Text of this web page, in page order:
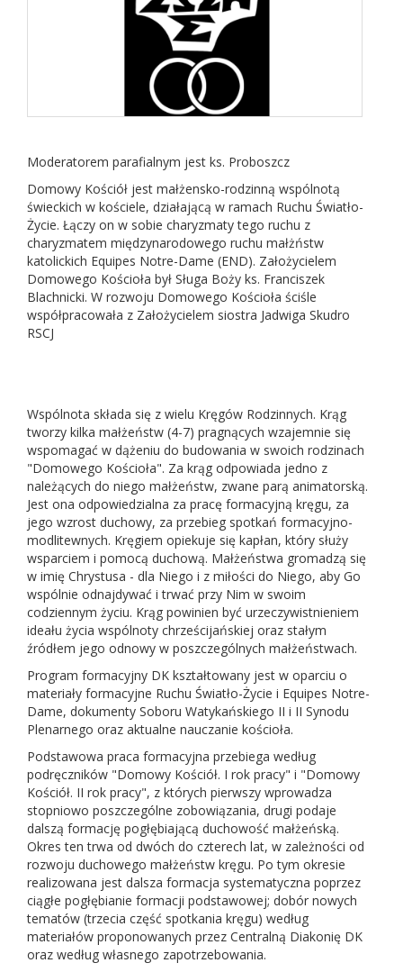
Moderatorem parafialnym jest ks. Proboszcz
Domowy Kościół jest małżensko-rodzinną wspólnotą
świeckich w kościele, działającą w ramach Ruchu Światło-
Życie. Łączy on w sobie charyzmaty tego ruchu z
charyzmatem międzynarodowego ruchu małżństw
katolickich Equipes Notre-Dame (END). Założycielem
Domowego Kościoła był Sługa Boży ks. Franciszek
Blachnicki. W rozwoju Domowego Kościoła ściśle
współpracowała z Założycielem siostra Jadwiga Skudro
RSCJ
Wspólnota składa się z wielu Kręgów Rodzinnych. Krąg
tworzy kilka małżeństw (4-7) pragnących wzajemnie się
wspomagać w dążeniu do budowania w swoich rodzinach
"Domowego Kościoła". Za krąg odpowiada jedno z
należących do niego małżeństw, zwane parą animatorską.
Jest ona odpowiedzialna za pracę formacyjną kręgu, za
jego wzrost duchowy, za przebieg spotkań formacyjno-
modlitewnych. Kręgiem opiekuje się kapłan, który służy
wsparciem i pomocą duchową. Małżeństwa gromadzą się
w imię Chrystusa - dla Niego i z miłości do Niego, aby Go
wspólnie odnajdywać i trwać przy Nim w swoim
codziennym życiu. Krąg powinien być urzeczywistnieniem
ideału życia wspólnoty chrześcijańskiej oraz stałym
źródłem jego odnowy w poszczególnych małżeństwach.
Program formacyjny DK kształtowany jest w oparciu o
materiały formacyjne Ruchu Światło-Życie i Equipes Notre-
Dame, dokumenty Soboru Watykańskiego II i II Synodu
Plenarnego oraz aktualne nauczanie kościoła.
Podstawowa praca formacyjna przebiega według
podręczników "Domowy Kościół. I rok pracy" i "Domowy
Kościół. II rok pracy", z których pierwszy wprowadza
stopniowo poszczególne zobowiązania, drugi podaje
dalszą formację pogłębiającą duchowość małżeńską.
Okres ten trwa od dwóch do czterech lat, w zależności od
rozwoju duchowego małżeństw kręgu. Po tym okresie
realizowana jest dalsza formacja systematyczna poprzez
ciągłe pogłębianie formacji podstawowej; dobór nowych
tematów (trzecia część spotkania kręgu) według
materiałów proponowanych przez Centralną Diakonię DK
oraz według własnego zapotrzebowania.